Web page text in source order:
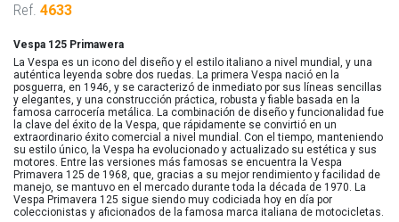
Ref. 4633
Vespa 125 Primawera
La Vespa es un icono del diseño y el estilo italiano a nivel mundial, y una
auténtica leyenda sobre dos ruedas. La primera Vespa nació en la
posguerra, en 1946, y se caracterizó de inmediato por sus líneas sencillas
y elegantes, y una construcción práctica, robusta y fiable basada en la
famosa carrocería metálica. La combinación de diseño y funcionalidad fue
la clave del éxito de la Vespa, que rápidamente se convirtió en un
extraordinario éxito comercial a nivel mundial. Con el tiempo, manteniendo
su estilo único, la Vespa ha evolucionado y actualizado su estética y sus
motores. Entre las versiones más famosas se encuentra la Vespa
Primavera 125 de 1968, que, gracias a su mejor rendimiento y facilidad de
manejo, se mantuvo en el mercado durante toda la década de 1970. La
Vespa Primavera 125 sigue siendo muy codiciada hoy en día por
coleccionistas y aficionados de la famosa marca italiana de motocicletas.